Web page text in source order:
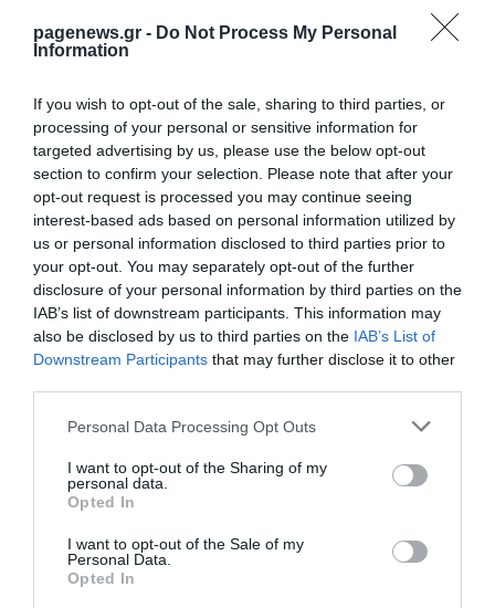
pagenews.gr - Do Not Process My Personal
Information
If you wish to opt-out of the sale, sharing to third parties, or
processing of your personal or sensitive information for
targeted advertising by us, please use the below opt-out
section to confirm your selection. Please note that after your
opt-out request is processed you may continue seeing
interest-based ads based on personal information utilized by
us or personal information disclosed to third parties prior to
your opt-out. You may separately opt-out of the further
disclosure of your personal information by third parties on the
IAB’s list of downstream participants. This information may
also be disclosed by us to third parties on the IAB’s List of
Downstream Participants that may further disclose it to other
Please note that this website/app uses one or more Google
not limited to your visit or usage behaviour. You may click to
grant or deny consent to Google and its third-party tags to
use your data for below specified purposes in below Google
consent section.
Personal Data Processing Opt Outs
I want to opt-out of the Sharing of my
personal data.
Opted In
I want to opt-out of the Sale of my
Personal Data.
Opted In
Η Γερμανία αντιμέτωπη με
οικονομικό «τσουνάμι»
07.08.2025 | 09:44
νέας κυβέρνησης